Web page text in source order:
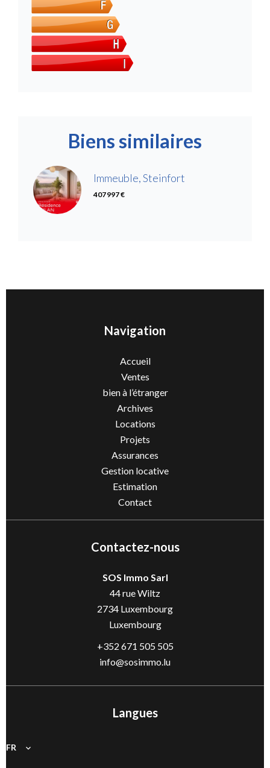
Biens similaires
Immeuble, Steinfort
407 997 €
Navigation
Accueil
Ventes
bien à l’étranger
Archives
Locations
Projets
Assurances
Gestion locative
Estimation
Contact
Contactez-nous
SOS Immo Sarl
44 rue Wiltz
2734 Luxembourg
Luxembourg
+352 671 505 505
info@sosimmo.lu
Langues
FR